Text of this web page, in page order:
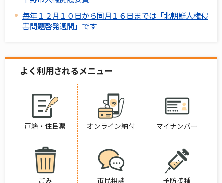
毎年１２月１０日から同月１６日までは「北朝鮮人権侵
害問題啓発週間」です
よく利用されるメニュー
戸籍・住民票 オンライン納付 マイナンバー
ごみ 市民相談 予防接種